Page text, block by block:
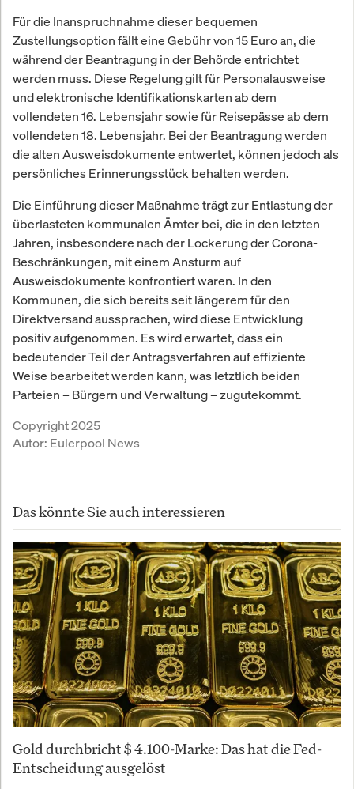
Für die Inanspruchnahme dieser bequemen
Zustellungsoption fällt eine Gebühr von 15 Euro an, die
während der Beantragung in der Behörde entrichtet
werden muss. Diese Regelung gilt für Personalausweise
und elektronische Identifikationskarten ab dem
vollendeten 16. Lebensjahr sowie für Reisepässe ab dem
vollendeten 18. Lebensjahr. Bei der Beantragung werden
die alten Ausweisdokumente entwertet, können jedoch als
persönliches Erinnerungsstück behalten werden.
Die Einführung dieser Maßnahme trägt zur Entlastung der
überlasteten kommunalen Ämter bei, die in den letzten
Jahren, insbesondere nach der Lockerung der Corona-
Beschränkungen, mit einem Ansturm auf
Ausweisdokumente konfrontiert waren. In den
Kommunen, die sich bereits seit längerem für den
Direktversand aussprachen, wird diese Entwicklung
positiv aufgenommen. Es wird erwartet, dass ein
bedeutender Teil der Antragsverfahren auf effiziente
Weise bearbeitet werden kann, was letztlich beiden
Parteien – Bürgern und Verwaltung – zugutekommt.
Copyright 2025
Autor: Eulerpool News
Das könnte Sie auch interessieren
Gold durchbricht $ 4.100-Marke: Das hat die Fed-
Entscheidung ausgelöst